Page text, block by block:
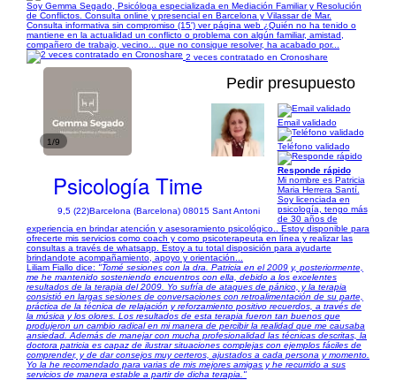
Soy Gemma Segado, Psicóloga especializada en Mediación Familiar y Resolución
de Conflictos. Consulta online y presencial en Barcelona y Vilassar de Mar.
Consulta informativa sin compromiso (15') ver página web ¿Quién no ha tenido o
mantiene en la actualidad un conflicto o problema con algún familiar, amistad,
compañero de trabajo, vecino... que no consigue resolver, ha acabado por...
2 veces contratado en Cronoshare
1/9
Pedir presupuesto
Psicología Time
9,5 (22)Barcelona (Barcelona) 08015 Sant Antoni
Email validado
Teléfono validado
Responde rápido
Mi nombre es Patricia
Maria Herrera Santí.
Soy licenciada en
psicología, tengo más
de 30 años de
experiencia en brindar atención y asesoramiento psicológico.. Estoy disponible para
ofrecerte mis servicios como coach y como psicoterapeuta en línea y realizar las
consultas a través de whatsapp. Estoy a tu total disposición para ayudarte
brindandote acompañamiento, apoyo y orientación...
Liliam Fiallo dice: "Tomé sesiones con la dra. Patricia en el 2009 y, posteriormente,
me he mantenido sosteniendo encuentros con ella, debido a los excelentes
resultados de la terapia del 2009. Yo sufría de ataques de pánico, y la terapia
consistió en largas sesiones de conversaciones con retroalimentación de su parte,
práctica de la técnica de relajación y reforzamiento positivo recuerdos, a través de
la música y los olores. Los resultados de esta terapia fueron tan buenos que
produjeron un cambio radical en mi manera de percibir la realidad que me causaba
ansiedad. Además de manejar con mucha profesionalidad las técnicas descritas, la
doctora patricia es capaz de ilustrar situaciones complejas con ejemplos fáciles de
comprender, y de dar consejos muy certeros, ajustados a cada persona y momento.
Yo la he recomendado para varias de mis mejores amigas y he recurrido a sus
servicios de manera estable a partir de dicha terapia."